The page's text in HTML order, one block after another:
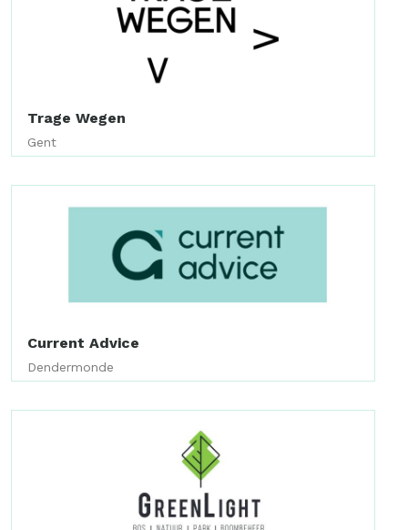
Trage Wegen
Gent
Current Advice
Dendermonde